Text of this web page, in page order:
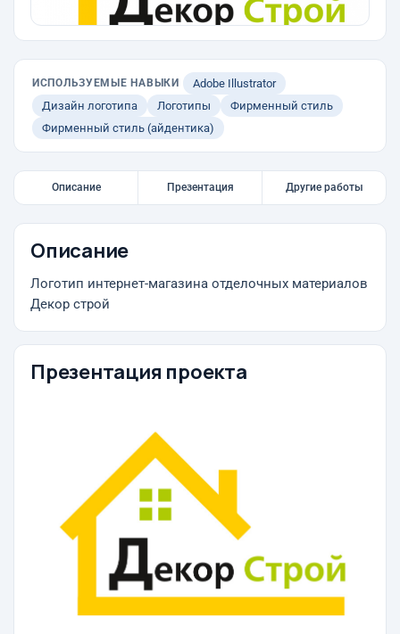
ИСПОЛЬЗУЕМЫЕ НАВЫКИ
Adobe Illustrator
Дизайн логотипа
Логотипы
Фирменный стиль
Фирменный стиль (айдентика)
Описание Презентация Другие работы
Описание
Логотип интернет-магазина отделочных материалов
Декор строй
Презентация проекта